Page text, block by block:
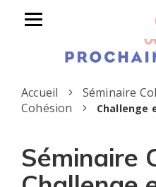
Toggle
Accueil Séminaire
Cohésion
Challenge
Séminaire